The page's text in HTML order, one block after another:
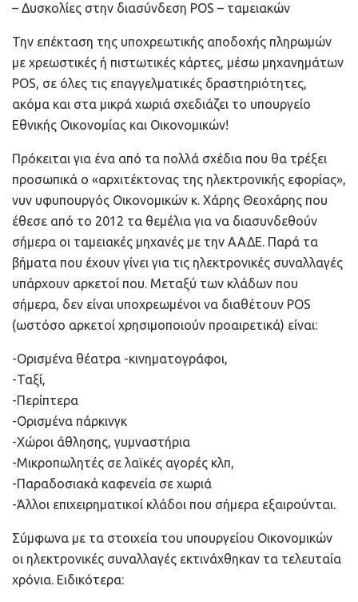
– Δυσκολίες στην διασύνδεση POS – ταμειακών
Την επέκταση της υποχρεωτικής αποδοχής πληρωμών
με χρεωστικές ή πιστωτικές κάρτες, μέσω μηχανημάτων
POS, σε όλες τις επαγγελματικές δραστηριότητες,
ακόμα και στα μικρά χωριά σχεδιάζει το υπουργείο
Εθνικής Οικονομίας και Οικονομικών!
Πρόκειται για ένα από τα πολλά σχέδια που θα τρέξει
προσωπικά ο «αρχιτέκτονας της ηλεκτρονικής εφορίας»,
νυν υφυπουργός Οικονομικών κ. Χάρης Θεοχάρης που
έθεσε από το 2012 τα θεμέλια για να διασυνδεθούν
σήμερα οι ταμειακές μηχανές με την ΑΑΔΕ. Παρά τα
βήματα που έχουν γίνει για τις ηλεκτρονικές συναλλαγές
υπάρχουν αρκετοί που. Μεταξύ των κλάδων που
σήμερα, δεν είναι υποχρεωμένοι να διαθέτουν POS
(ωστόσο αρκετοί χρησιμοποιούν προαιρετικά) είναι:
-Ορισμένα θέατρα -κινηματογράφοι,
-Ταξί,
-Περίπτερα
-Ορισμένα πάρκινγκ
-Χώροι άθλησης, γυμναστήρια
-Μικροπωλητές σε λαϊκές αγορές κλπ,
-Παραδοσιακά καφενεία σε χωριά
-Άλλοι επιχειρηματικοί κλάδοι που σήμερα εξαιρούνται.
Σύμφωνα με τα στοιχεία του υπουργείου Οικονομικών
οι ηλεκτρονικές συναλλαγές εκτινάχθηκαν τα τελευταία
χρόνια. Ειδικότερα: